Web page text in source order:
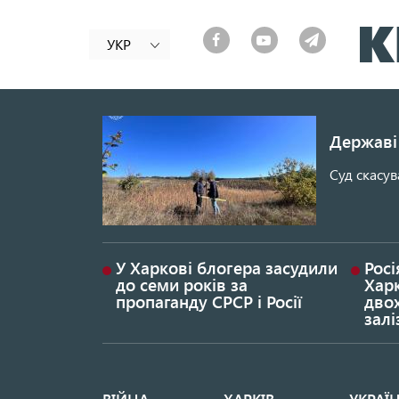
УКР
Державі
Суд
У Харкові блогера засудили
до семи років за
пропаганду СРСР і Росії